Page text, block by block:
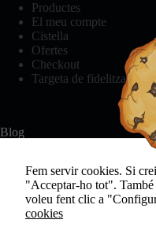
Productes
El meu compte
Cistella
Ofertes
Checkout
Targeta de fidelització
Blog
Bikini o banyador? Com
Història de la roba
Consells per rentar la
Fem servir cookies. Si
"Acceptar-ho tot".
voleu fent clic a
cookies